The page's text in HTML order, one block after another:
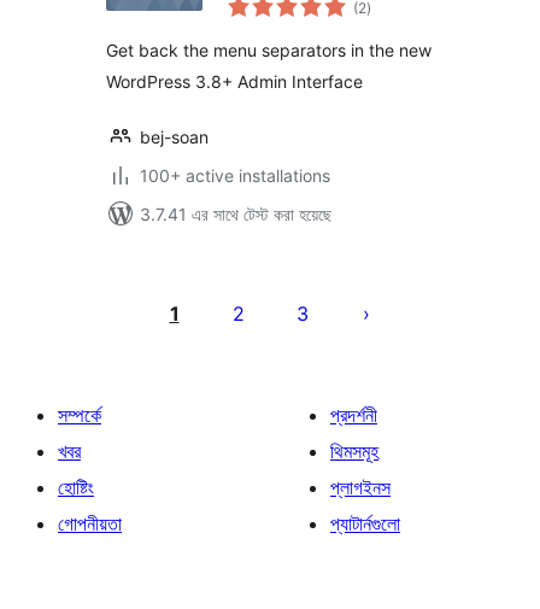
(2ratings
)
Get back the menu separators in the new
WordPress 3.8+ Admin Interface
bej-soan
100+ active installations
3.7.41 এর সাথে টেস্ট করা হয়েছে
পেজিনেশন
1 2 3
সম্পর্কে
খবর
হোষ্টিং
গোপনীয়তা
প্রদর্শনী
থিমসমূহ
প্লাগইনস
প্যাটার্নগুলো